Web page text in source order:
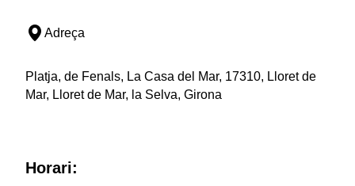
Adreça
Platja, de Fenals, La Casa del Mar, 17310, Lloret de
Mar, Lloret de Mar, la Selva, Girona
Horari: